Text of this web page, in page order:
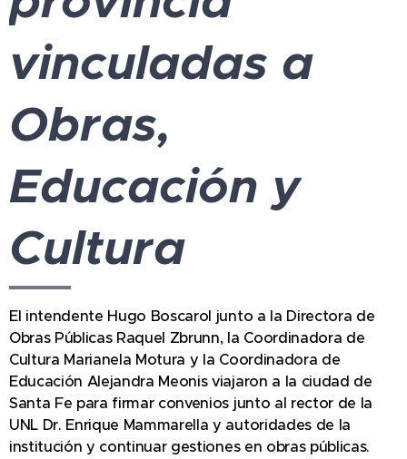
vinculadas a
Obras,
Educación y
Cultura
El intendente Hugo Boscarol junto a la Directora de
Obras Públicas Raquel Zbrunn, la Coordinadora de
Cultura Marianela Motura y la Coordinadora de
Educación Alejandra Meonis viajaron a la ciudad de
Santa Fe para firmar convenios junto al rector de la
UNL Dr. Enrique Mammarella y autoridades de la
institución y continuar gestiones en obras públicas.